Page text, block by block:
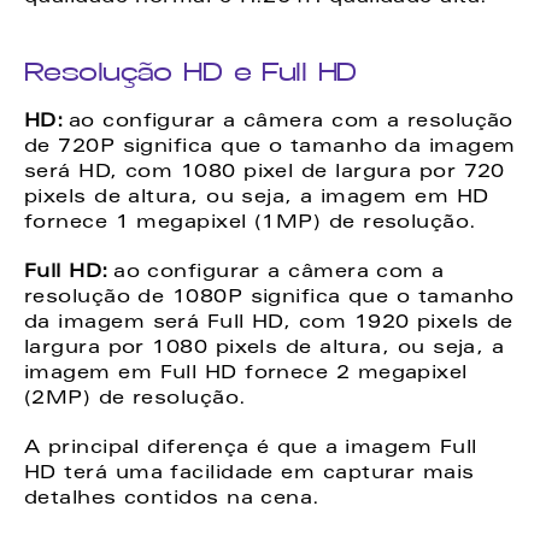
Resolução HD e Full HD
HD: ao configurar a câmera com a resolução
de 720P significa que o tamanho da imagem
será HD, com 1080 pixel de largura por 720
pixels de altura, ou seja, a imagem em HD
fornece 1 megapixel (1MP) de resolução.
Full HD: ao configurar a câmera com a
resolução de 1080P significa que o tamanho
da imagem será Full HD, com 1920 pixels de
largura por 1080 pixels de altura, ou seja, a
imagem em Full HD fornece 2 megapixel
(2MP) de resolução.
A principal diferença é que a imagem Full
HD terá uma facilidade em capturar mais
detalhes contidos na cena.